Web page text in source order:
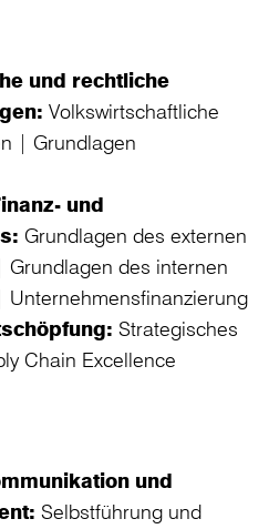
und rechtliche
Volkswirtschaftliche
| Grundlagen
und
Grundlagen des externen
des internen
Unternehmensfinanzierung
Strategisches
Chain Excellence
und
Selbstführung und